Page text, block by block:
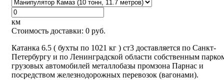
км
Стоимость доставки: 0 руб.
Катанка 6.5 ( бухты по 1021 кг ) ст3 доставляется по Санкт-
Петербургу и по Ленинградской области собственным
грузовых автомобилей металлобазы промзона Парнас и
посредством железнодорожных перевозок (вагонами).